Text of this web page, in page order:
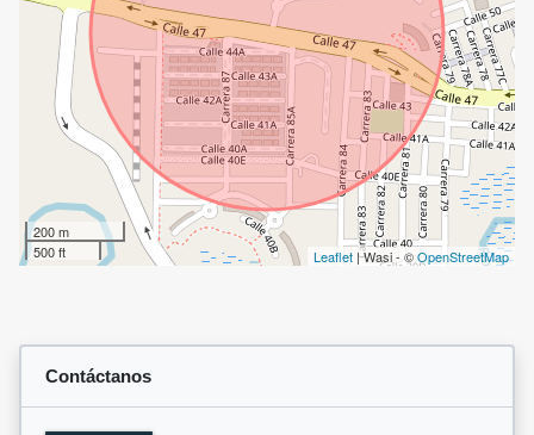
200 m
500 ft
Leaflet | Wasi - ©OpenStreetMap
Contáctanos